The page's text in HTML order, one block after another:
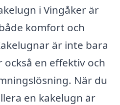
i Vingåker är
komfort och
är inte bara
en effektiv och
När du
en kakelugn är